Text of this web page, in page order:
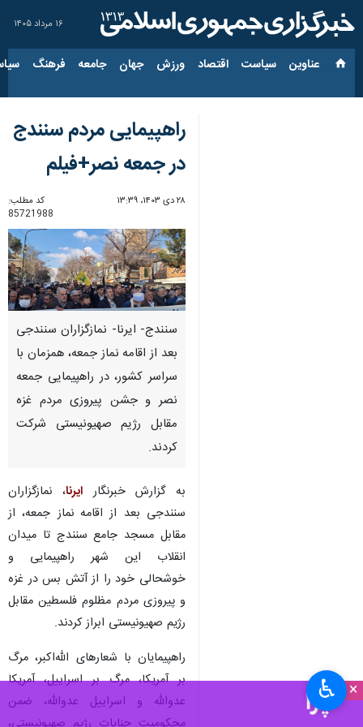
۱۶ مرداد ۱۴۰۵
عناوین‌ سیاست اقتصاد ورزش جهان جامعه فرهنگ
×
راهپیمایی مردم سنندج
در جمعه نصر+فیلم
۲۸ دی ۱۴۰۳، ۱۳:۳۹
کد مطلب:
85721988
سنندج- ایرنا- نمازگزاران سنندجی
بعد از اقامه نماز جمعه، همزمان با
سراسر کشور، در راهپیمایی جمعه
نصر و جشن پیروزی مردم غزه
مقابل رژیم صهیونیستی شرکت
کردند.
به گزارش خبرنگارایرنا، نمازگزاران
سنندجی بعد از اقامه نماز جمعه، از
مقابل مسجد جامع سنندج تا میدان
انقلاب این شهر راهپیمایی و
خوشحالی خود را از آتش بس در غزه
و پیروزی مردم مظلوم فلسطین مقابل
رژیم صهیونیستی ابراز کردند.
راهپیمایان با شعارهای الله‌اکبر، مرگ
بر آمریکا، مرگ بر اسراییل، آمریکا
عدوالله و اسراییل عدوالله، ضمن
♿︎